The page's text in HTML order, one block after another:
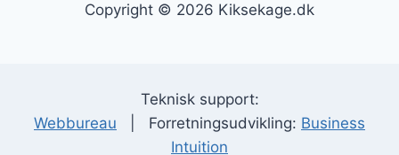
Copyright © 2026 Kiksekage.dk
Teknisk support:
Webbureau | Forretningsudvikling: Business
Intuition